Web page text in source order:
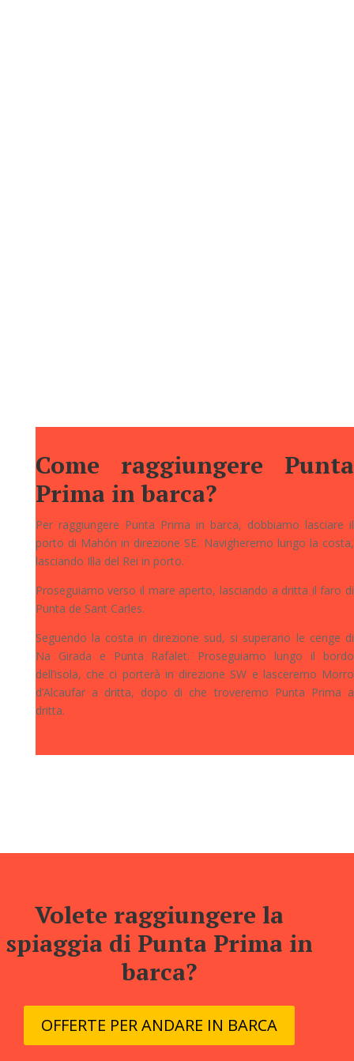
Come raggiungere Punta
Prima in barca?
Per raggiungere Punta Prima in barca, dobbiamo lasciare il
porto di Mahón in direzione SE. Navigheremo lungo la costa,
lasciando Illa del Rei in porto.
Proseguiamo verso il mare aperto, lasciando a dritta il faro di
Punta de Sant Carles.
Seguendo la costa in direzione sud, si superano le cenge di
Na Girada e Punta Rafalet. Proseguiamo lungo il bordo
dell’isola, che ci porterà in direzione SW e lasceremo Morro
d’Alcaufar a dritta, dopo di che troveremo Punta Prima a
dritta.
Volete raggiungere la
spiaggia di Punta Prima in
barca?
OFFERTE PER ANDARE IN BARCA